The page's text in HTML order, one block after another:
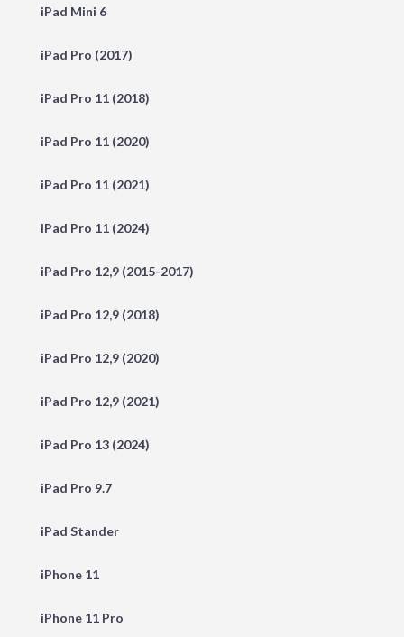
iPad Mini 6
iPad Pro (2017)
iPad Pro 11 (2018)
iPad Pro 11 (2020)
iPad Pro 11 (2021)
iPad Pro 11 (2024)
iPad Pro 12,9 (2015-2017)
iPad Pro 12,9 (2018)
iPad Pro 12,9 (2020)
iPad Pro 12,9 (2021)
iPad Pro 13 (2024)
iPad Pro 9.7
iPad Stander
iPhone 11
iPhone 11 Pro